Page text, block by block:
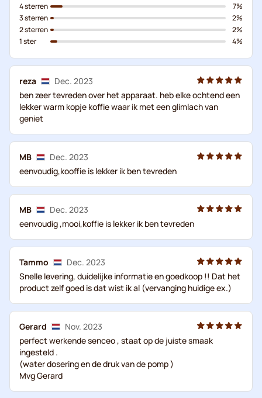
4 sterren
3 sterren
2 sterren
1 ster
7%
2%
2%
4%
reza
Dec. 2023
ben zeer tevreden over het apparaat. heb elke ochtend een
lekker warm kopje koffie waar ik met een glimlach van
geniet
MB
Dec. 2023
eenvoudig,kooffie is lekker ik ben tevreden
MB
Dec. 2023
eenvoudig ,mooi,koffie is lekker ik ben tevreden
Tammo
Dec. 2023
Snelle levering, duidelijke informatie en goedkoop !! Dat het
product zelf goed is dat wist ik al (vervanging huidige ex.)
Gerard
Nov. 2023
perfect werkende senceo , staat op de juiste smaak
ingesteld .
(water dosering en de druk van de pomp )
Mvg Gerard